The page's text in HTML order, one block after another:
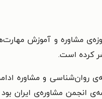
مشاوره و آموزش
کرده است.
خود را در رشته‌ی روان‌شناسی